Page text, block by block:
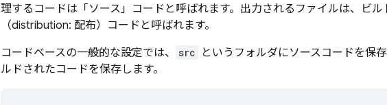
理するコードは「ソース」コードと呼ばれます。出力されるファイルは、ビル
（distribution: 配布）コードと呼ばれます。
コードベースの一般的な設定では、
src というフォルダにソースコードを保存
ルドされたコードを保存します。